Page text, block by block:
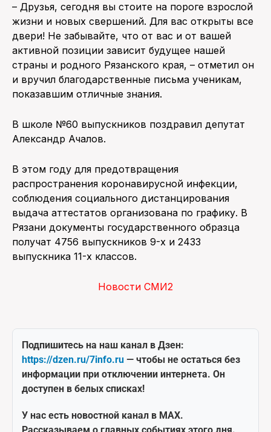
– Друзья, сегодня вы стоите на пороге взрослой
жизни и новых свершений. Для вас открыты все
двери! Не забывайте, что от вас и от вашей
активной позиции зависит будущее нашей
страны и родного Рязанского края, – отметил он
и вручил благодарственные письма ученикам,
показавшим отличные знания.
В школе №60 выпускников поздравил депутат
Александр Ачалов.
В этом году для предотвращения
распространения коронавирусной инфекции,
соблюдения социального дистанцирования
выдача аттестатов организована по графику. В
Рязани документы государственного образца
получат 4756 выпускников 9-х и 2433
выпускника 11-х классов.
Новости СМИ2
Подпишитесь на наш канал в Дзен:
https://dzen.ru/7info.ru — чтобы не остаться без
информации при отключении интернета. Он
доступен в белых списках!
У нас есть новостной канал в MAX.